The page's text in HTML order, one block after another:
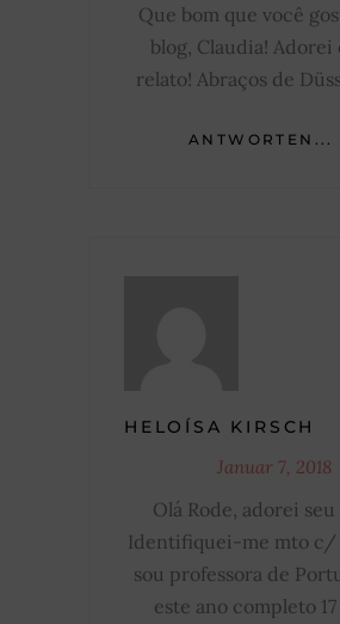
Que bom que você
blog, Claudia! Adorei
relato! Abraços de
ANTWORTEN...
HELOÍSA KIRSCH
Januar 7, 2018
Olá Rode, adorei seu
Identifiquei-me mto c/
sou professora de
este ano completo 17